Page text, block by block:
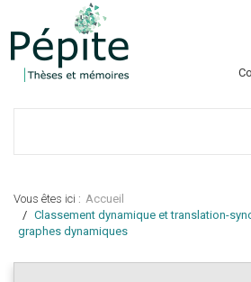
Vous êtes ici : Accueil
Classement dynamique et translation-
graphes dynamiques